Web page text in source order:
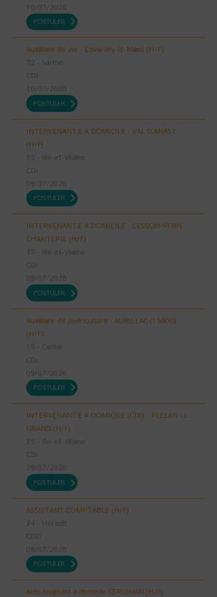
10/07/2026
POSTULER
Auxiliaire de vie - Etival-les-le-Mans (H/F)
72 - Sarthe
CDI
10/07/2026
POSTULER
INTERVENANT.E A DOMICILE - VAL D'ANAST
(H/F)
35 - Ille-et-Vilaine
CDI
09/07/2026
POSTULER
INTERVENANT.E A DOMICILE - CESSON-VERN-
CHANTEPIE (H/F)
35 - Ille-et-Vilaine
CDI
09/07/2026
POSTULER
Auxiliaire de puériculture - AURILLAC (15000)
(H/F)
15 - Cantal
CDI
09/07/2026
POSTULER
INTERVENANT.E A DOMICILE (CDI) - PLELAN LE
GRAND (H/F)
35 - Ille-et-Vilaine
CDI
09/07/2026
POSTULER
ASSISTANT COMPTABLE (H/F)
34 - Hérault
CDD
08/07/2026
POSTULER
Aide Soignant à domicile SERIGNAN (H/F)